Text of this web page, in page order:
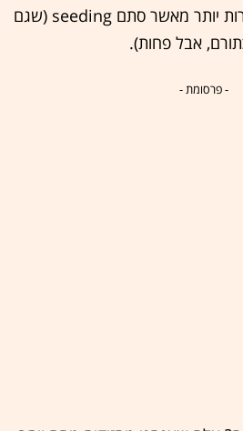
בסופו של דבר את המכירות יותר מאשר סתם seeding (שגם
אבל פחות).
- פרסומת -